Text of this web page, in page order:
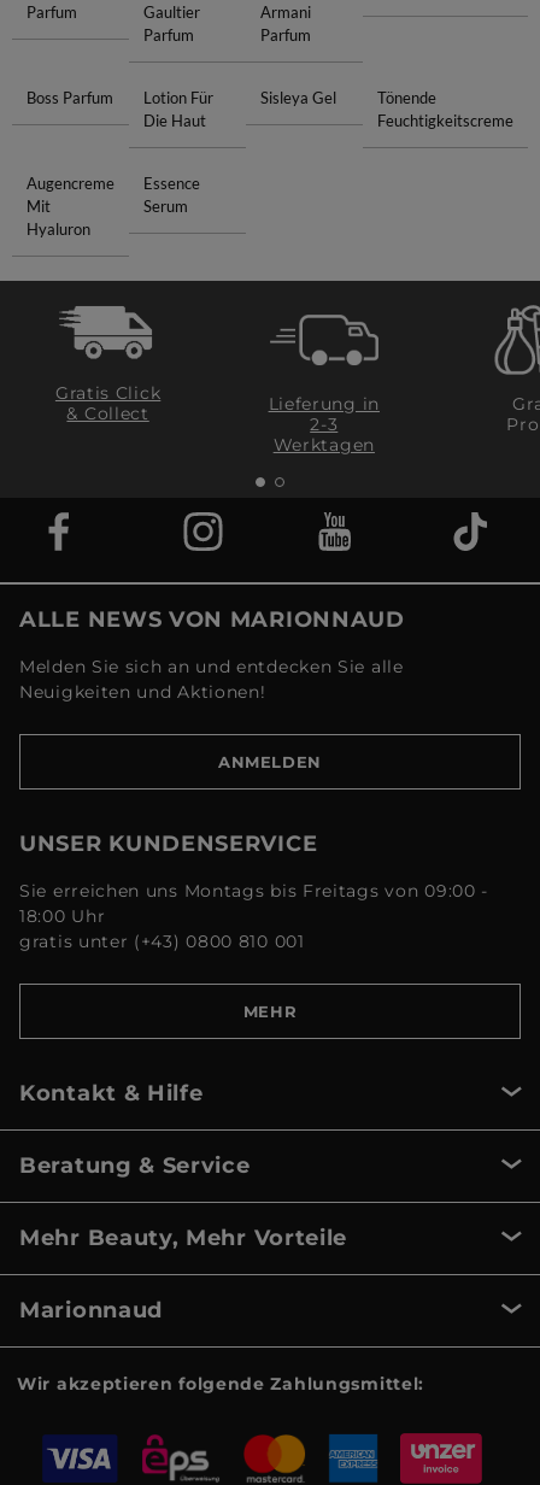
Parfum
Gaultier
Parfum
Armani
Parfum
Boss Parfum
Lotion Für
Die Haut
Sisleya Gel
Tönende
Feuchtigkeitscreme
Augencreme
Mit
Hyaluron
Essence
Serum
Gratis Click
& Collect
Lieferung in
2-3
Werktagen
ALLE NEWS VON MARIONNAUD
Melden Sie sich an und entdecken Sie alle
Neuigkeiten und Aktionen!
ANMELDEN
UNSER KUNDENSERVICE
Sie erreichen uns Montags bis Freitags von 09:00 -
18:00 Uhr
gratis unter (+43) 0800 810 001
MEHR
Kontakt & Hilfe
Beratung & Service
Mehr Beauty, Mehr Vorteile
Marionnaud
Wir akzeptieren folgende Zahlungsmittel: